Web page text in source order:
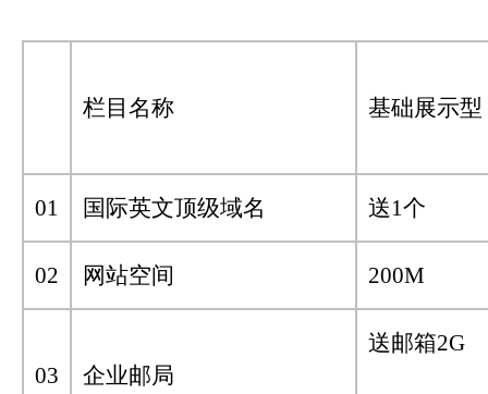
栏目名称 基础展示型
01 国际英文顶级域名 送1个
02 网站空间 200M
03 企业邮局
送邮箱2G